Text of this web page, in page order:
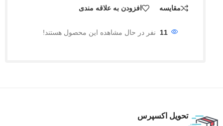
مقایسه افزودن به علاقه مندی
11 نفر در حال مشاهده این محصول هستند!
تحویل اکسپرس